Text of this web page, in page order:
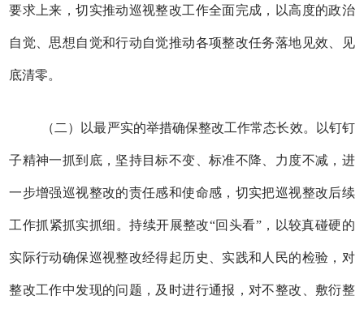
要求上来，切实推动巡视整改工作全面完成，以高度的政治
自觉、思想自觉和行动自觉推动各项整改任务落地见效、见
底清零。
（二）以最严实的举措确保整改工作常态长效。以钉钉
子精神一抓到底，坚持目标不变、标准不降、力度不减，进
一步增强巡视整改的责任感和使命感，切实把巡视整改后续
工作抓紧抓实抓细。持续开展整改“回头看”，以较真碰硬的
实际行动确保巡视整改经得起历史、实践和人民的检验，对
整改工作中发现的问题，及时进行通报，对不整改、敷衍整